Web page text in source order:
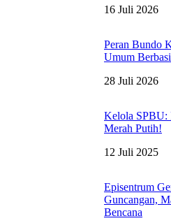
16 Juli 2026
Peran Bundo
Umum
28 Juli 2026
Kelola SPBU:
Merah Putih!
12 Juli 2025
Episentrum
Guncangan,
Bencana